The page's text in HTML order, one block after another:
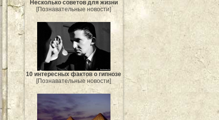
Несколько советов для жизни
[Познавательные новости]
10 интересных фактов о гипнозе
[Познавательные новости]